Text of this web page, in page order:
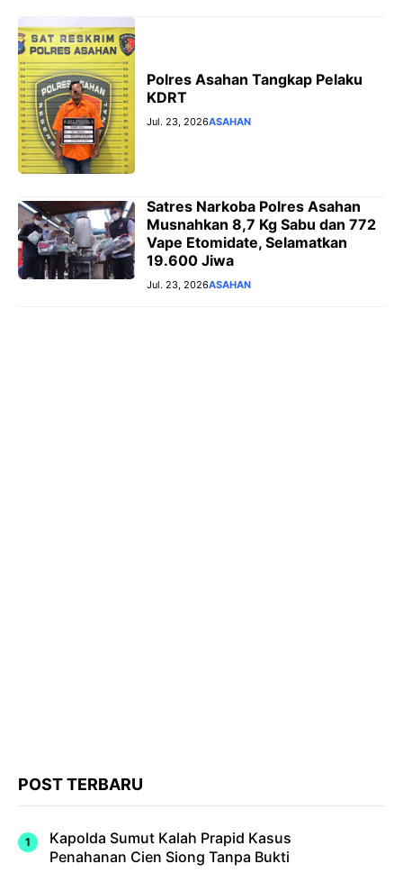
Polres Asahan Tangkap Pelaku
KDRT
Jul. 23, 2026ASAHAN
Satres Narkoba Polres Asahan
Musnahkan 8,7 Kg Sabu dan 772
Vape Etomidate, Selamatkan
19.600 Jiwa
Jul. 23, 2026ASAHAN
POST TERBARU
Kapolda Sumut Kalah Prapid Kasus
Penahanan Cien Siong Tanpa Bukti